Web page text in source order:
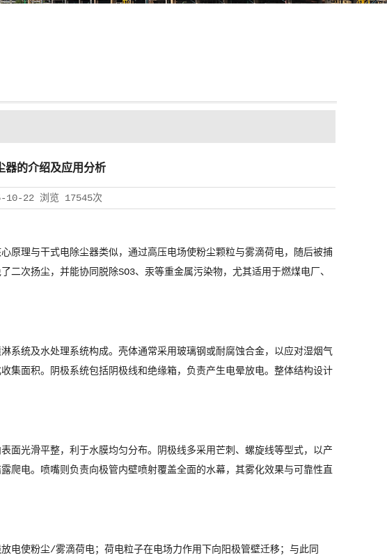
器的介绍及应用分析
10-22 浏览 17545次
原理与干式电除尘器类似，通过高压电场使粉尘颗粒与雾滴荷电，随后被捕
次扬尘，并能协同脱除SO3、汞等重金属污染物，尤其适用于燃煤电厂、
系统及水处理系统构成。壳体通常采用玻璃钢或耐腐蚀合金，以应对湿烟气
集面积。阴极系统包括阴极线和绝缘箱，负责产生电晕放电。整体结构设计
面光滑平整，利于水膜均匀分布。阴极线多采用芒刺、螺旋线等型式，以产
爬电。喷嘴则负责向极管内壁喷射覆盖全面的水幕，其雾化效果与可靠性直
电使粉尘/雾滴荷电；荷电粒子在电场力作用下向阳极管壁迁移；与此同